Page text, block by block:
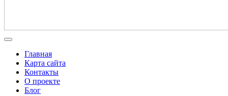
Главная
Карта сайта
Контакты
О проекте
Блог